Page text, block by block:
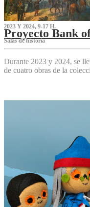
2023 Y 2024, 9-17 H.
Proyecto Bank
S‌alas de historia
Durante 2023 y 2024, se
de cuatro obras de la